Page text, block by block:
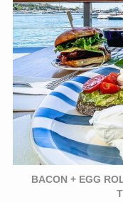
BACON + EGG